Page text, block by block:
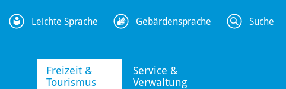
Freizeit &
Tourismus
Service &
Verwaltung
Leichte Sprache Gebärdensprache Suche